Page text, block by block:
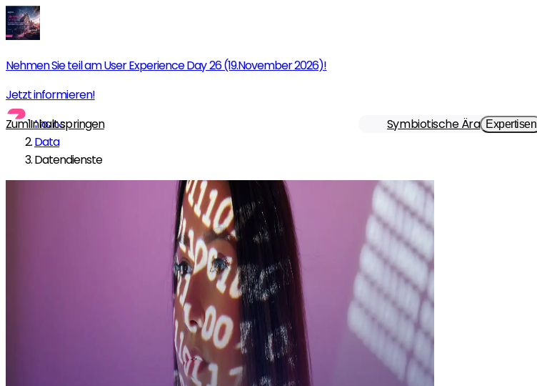
Nehmen Sie teil am User Experience Day 26 (19.November 2026)!
Jetzt informieren!
Zum Inhalt springen
Symbiotische Ära Expertisen
Home
Data
Datendienste